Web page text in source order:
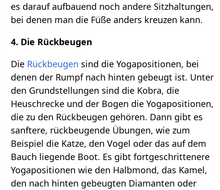
es darauf aufbauend noch andere Sitzhaltungen,
bei denen man die Füße anders kreuzen kann.
4. Die Rückbeugen
Die Rückbeugen sind die Yogapositionen, bei
denen der Rumpf nach hinten gebeugt ist. Unter
den Grundstellungen sind die Kobra, die
Heuschrecke und der Bogen die Yogapositionen,
die zu den Rückbeugen gehören. Dann gibt es
sanftere, rückbeugende Übungen, wie zum
Beispiel die Katze, den Vogel oder das auf dem
Bauch liegende Boot. Es gibt fortgeschrittenere
Yogapositionen wie den Halbmond, das Kamel,
den nach hinten gebeugten Diamanten oder